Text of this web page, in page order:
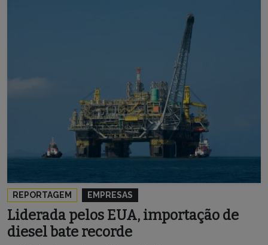
REPORTAGEM EMPRESAS
Liderada pelos EUA, importação de
diesel bate recorde